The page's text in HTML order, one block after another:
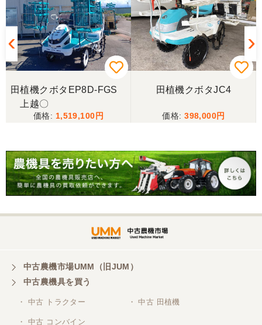
いろいろな質問にもすぐに答えていただき 引き取り
時にも親切な対応をありがとうございました。又機
会があれば宜しくお願いします。ありがとうござい
ます。
エンジンが一発でかかり嬉しかったです。
対応が良く、機械も良いようです。
東京都／購入者
東京都／がーさん
その日に評価しましたが届いてませんか？ 届いてな
ければ再度送信しますが。 大橋粉砕機です。
田植機クボタEP8D-FGS
上越〇
1,519,100
田植機クボタJC4
398,000
中古農機市場UMM（旧JUM）
中古農機具を買う
・ 中古 トラクター ・ 中古 田植機
・ 中古 コンバイン